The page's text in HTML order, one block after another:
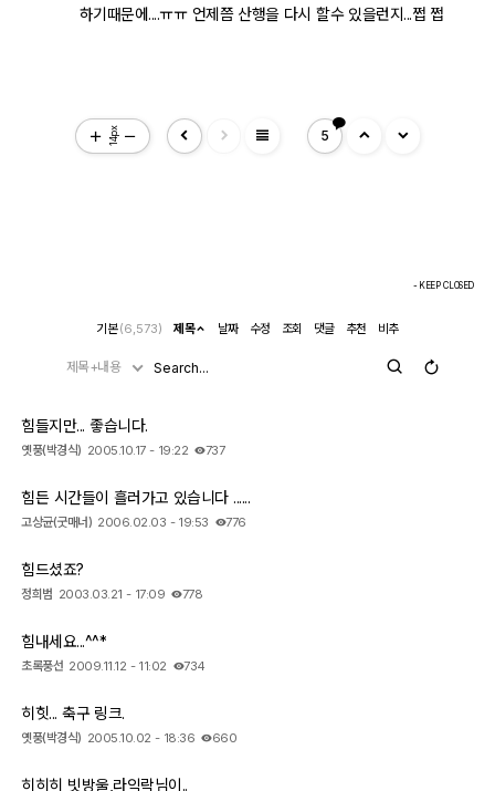
하기때문에....ㅠㅠ 언제쯤 산행을 다시 할수 있을런지...쩝 쩝
14px view_headline 5
- KEEP CLOSED
기본(6,573) 제목 날짜 수정 조회 댓글 추천 비추
제목+내용
힘들지만... 좋습니다.
옛풍(박경식) 2005.10.17 - 19:22 737
힘든 시간들이 흘러가고 있습니다 ......
고상균(굿매너) 2006.02.03 - 19:53 776
힘드셨죠?
정희범 2003.03.21 - 17:09 778
힘내세요...^^*
초록풍선 2009.11.12 - 11:02 734
히힛... 축구 링크.
옛풍(박경식) 2005.10.02 - 18:36 660
히히히 빗방울,라익락님이..